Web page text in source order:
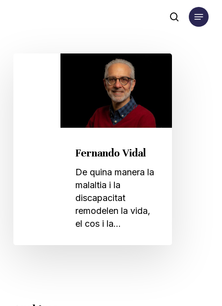
search
Menu
Fernando Vidal
De quina manera la
malaltia i la
discapacitat
remodelen la vida,
el cos i la…